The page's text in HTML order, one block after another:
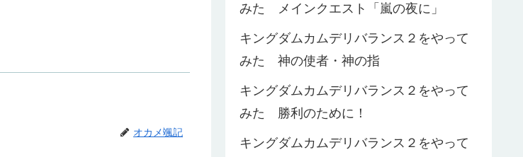
オカメ颯記
みた メインクエスト「嵐の夜に」
キングダムカムデリバランス２をやって
みた 神の使者・神の指
キングダムカムデリバランス２をやって
みた 勝利のために！
キングダムカムデリバランス２をやって